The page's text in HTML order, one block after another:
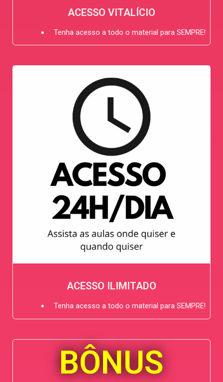
ACESSO VITALÍCIO
Tenha acesso a todo o material para SEMPRE!
ACESSO ILIMITADO
Tenha acesso a todo o material para SEMPRE!
BÔNUS